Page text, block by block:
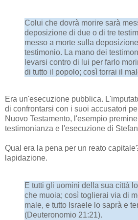
Colui che dovrà morire sarà
deposizione di due o di tre
messo a morte sulla
testimonio. La mano dei
levarsi contro di lui per farlo
di tutto il popolo; così torrai il
Era un'esecuzione pubblica.
di confrontarsi con i suoi accusatori
Nuovo Testamento, l'esempio
testimonianza e l'esecuzione di
Qual era la pena per un reato
lapidazione.
E tutti gli uomini della sua città
che muoia; così toglierai via di
male, e tutto Israele lo saprà e
(Deuteronomio 21:21).